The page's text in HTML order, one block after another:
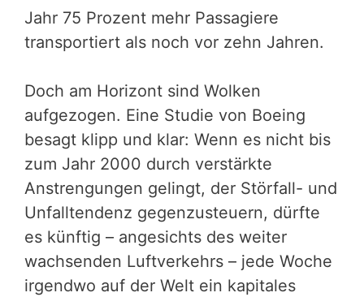
Jahr 75 Prozent mehr Passagiere
transportiert als noch vor zehn Jahren.
Doch am Horizont sind Wolken
aufgezogen. Eine Studie von Boeing
besagt klipp und klar: Wenn es nicht bis
zum Jahr 2000 durch verstärkte
Anstrengungen gelingt, der Störfall- und
Unfalltendenz gegenzusteuern, dürfte
es künftig – angesichts des weiter
wachsenden Luft­verkehrs – jede Woche
irgendwo auf der Welt ein kapitales